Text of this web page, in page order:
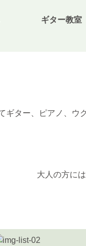
ギター教室
ー、ピアノ、ウク
大人の方に